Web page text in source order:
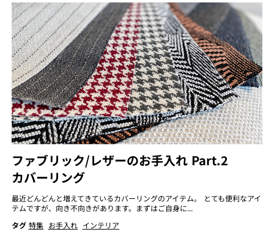
ファブリック/レザーのお手入れ Part.2
カバーリング
最近どんどんと増えてきているカバーリングのアイテム。 とても便利なアイ
テムですが、向き不向きがあります。まずはご自身に...
タグ 特集 お手入れ インテリア